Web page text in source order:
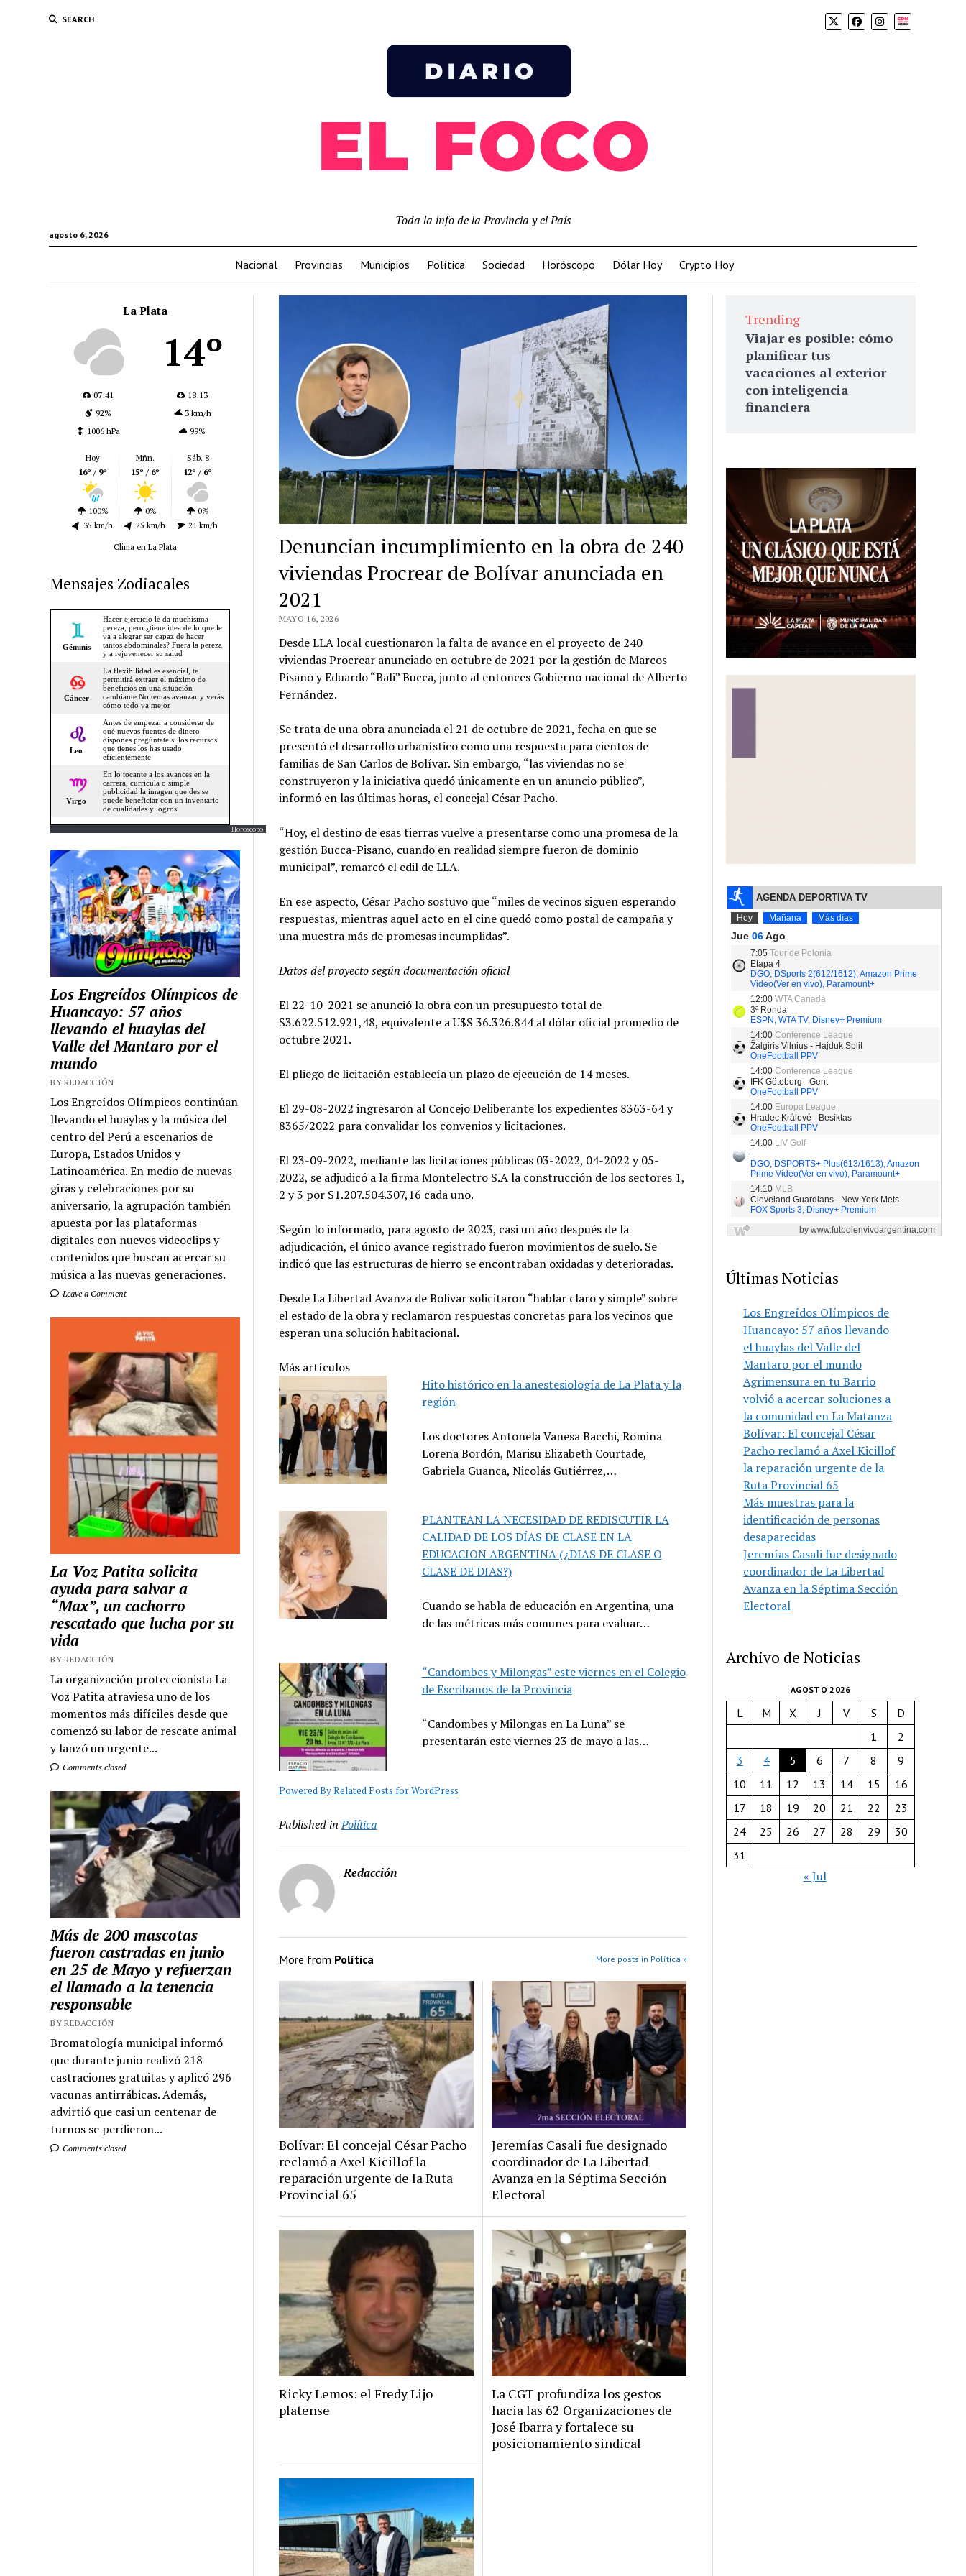
SEARCH Biolink
agosto 6, 2026
Toda la info de la Provincia y el País
Nacional Provincias Municipios Política Sociedad Horóscopo Dólar Hoy Crypto Hoy
La Plata
14º
07:41
18:13
92%
3 km/h
1006 hPa
99%
Hoy
16º / 9º
100%
35 km/h
Mñn.
15º / 6º
0%
25 km/h
Sáb. 8
12º / 6º
0%
21 km/h
Clima en La Plata
Mensajes Zodiacales
Horoscopo
Los Engreídos Olímpicos de
Huancayo: 57 años
llevando el huaylas del
Valle del Mantaro por el
mundo
BY REDACCIÓN
Los Engreídos Olímpicos continúan
llevando el huaylas y la música del
centro del Perú a escenarios de
Europa, Estados Unidos y
Latinoamérica. En medio de nuevas
giras y celebraciones por su
aniversario, la agrupación también
apuesta por las plataformas
digitales con nuevos videoclips y
contenidos que buscan acercar su
música a las nuevas generaciones.
Leave a Comment
La Voz Patita solicita
ayuda para salvar a
“Max”, un cachorro
rescatado que lucha por su
vida
BY REDACCIÓN
La organización proteccionista La
Voz Patita atraviesa uno de los
momentos más difíciles desde que
comenzó su labor de rescate animal
y lanzó un urgente...
Comments closed
Más de 200 mascotas
fueron castradas en junio
en 25 de Mayo y refuerzan
el llamado a la tenencia
responsable
BY REDACCIÓN
Bromatología municipal informó
que durante junio realizó 218
castraciones gratuitas y aplicó 296
vacunas antirrábicas. Además,
advirtió que casi un centenar de
turnos se perdieron...
Comments closed
Denuncian incumplimiento en la obra de 240
viviendas Procrear de Bolívar anunciada en
2021
MAYO 16, 2026
Desde LLA local cuestionaron la falta de avance en el proyecto de 240
viviendas Procrear anunciado en octubre de 2021 por la gestión de Marcos
Pisano y Eduardo “Bali” Bucca, junto al entonces Gobierno nacional de Alberto
Fernández.
Se trata de una obra anunciada el 21 de octubre de 2021, fecha en que se
presentó el desarrollo urbanístico como una respuesta para cientos de
familias de San Carlos de Bolívar. Sin embargo, “las viviendas no se
construyeron y la iniciativa quedó únicamente en un anuncio público”,
informó en las últimas horas, el concejal César Pacho.
“Hoy, el destino de esas tierras vuelve a presentarse como una promesa de la
gestión Bucca-Pisano, cuando en realidad siempre fueron de dominio
municipal”, remarcó el edil de LLA.
En ese aspecto, César Pacho sostuvo que “miles de vecinos siguen esperando
respuestas, mientras aquel acto en el cine quedó como postal de campaña y
una muestra más de promesas incumplidas”.
Datos del proyecto según documentación oficial
El 22-10-2021 se anunció la obra con un presupuesto total de
$3.622.512.921,48, equivalente a U$S 36.326.844 al dólar oficial promedio de
octubre 2021.
El pliego de licitación establecía un plazo de ejecución de 14 meses.
El 29-08-2022 ingresaron al Concejo Deliberante los expedientes 8363-64 y
8365/2022 para convalidar los convenios y licitaciones.
El 23-09-2022, mediante las licitaciones públicas 03-2022, 04-2022 y 05-
2022, se adjudicó a la firma Montelectro S.A la construcción de los sectores 1,
2 y 3 por $1.207.504.307,16 cada uno.
Según lo informado, para agosto de 2023, casi un año después de la
adjudicación, el único avance registrado fueron movimientos de suelo. Se
indicó que las estructuras de hierro se encontraban oxidadas y deterioradas.
Desde La Libertad Avanza de Bolivar solicitaron “hablar claro y simple” sobre
el estado de la obra y reclamaron respuestas concretas para los vecinos que
esperan una solución habitacional.
Más artículos
Hito histórico en la anestesiología de La Plata y la
región
Los doctores Antonela Vanesa Bacchi, Romina
Lorena Bordón, Marisu Elizabeth Courtade,
Gabriela Guanca, Nicolás Gutiérrez,…
PLANTEAN LA NECESIDAD DE REDISCUTIR LA
CALIDAD DE LOS DÍAS DE CLASE EN LA
EDUCACION ARGENTINA (¿DIAS DE CLASE O
CLASE DE DIAS?)
Cuando se habla de educación en Argentina, una
de las métricas más comunes para evaluar…
“Candombes y Milongas” este viernes en el Colegio
de Escribanos de la Provincia
“Candombes y Milongas en La Luna” se
presentarán este viernes 23 de mayo a las…
Powered By Related Posts for WordPress
Published in Política
Redacción
More from Política More posts in Política »
Bolívar: El concejal César Pacho
reclamó a Axel Kicillof la
reparación urgente de la Ruta
Provincial 65
Jeremías Casali fue designado
coordinador de La Libertad
Avanza en la Séptima Sección
Electoral
Ricky Lemos: el Fredy Lijo
platense
La CGT profundiza los gestos
hacia las 62 Organizaciones de
José Ibarra y fortalece su
posicionamiento sindical
Trending
Viajar es posible: cómo
planificar tus
vacaciones al exterior
con inteligencia
financiera
Últimas Noticias
Los Engreídos Olímpicos de
Huancayo: 57 años llevando
el huaylas del Valle del
Mantaro por el mundo
Agrimensura en tu Barrio
volvió a acercar soluciones a
la comunidad en La Matanza
Bolívar: El concejal César
Pacho reclamó a Axel Kicillof
la reparación urgente de la
Ruta Provincial 65
Más muestras para la
identificación de personas
desaparecidas
Jeremías Casali fue designado
coordinador de La Libertad
Avanza en la Séptima Sección
Electoral
Archivo de Noticias
AGOSTO 2026
L M X J V S
D
1
2
3
4 5 6 7 8
9
10
11 12 13 14 15
16
17
18 19 20 21 22
23
24
25 26 27 28 29
30
31
« Jul